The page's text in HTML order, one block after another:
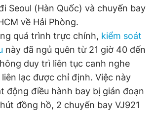
Liên hệ quảng cáo
0908 780 404
cáo RSS Tòa soạn Chính sách bảo
Seoul (Hàn Quốc) và chuyến bay
về Hải Phòng.
quá trình trực chính, kiểm soát
này đã ngủ quên từ 21 giờ 40 đến
duy trì liên tục canh nghe
lạc được chỉ định. Việc này
động điều hành bay bị gián đoạn
đồng hồ, 2 chuyến bay VJ921